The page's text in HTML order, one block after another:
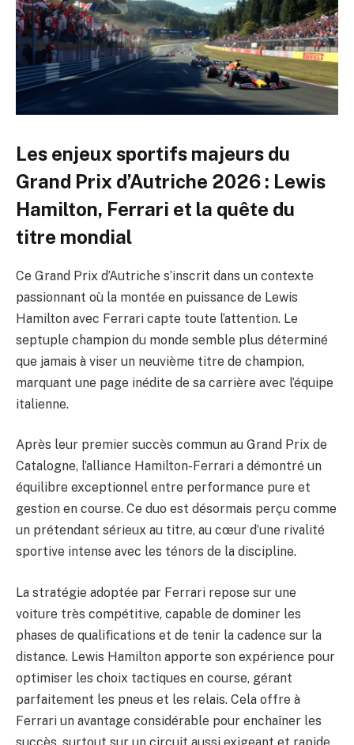
Les enjeux sportifs majeurs du
Grand Prix d’Autriche 2026 : Lewis
Hamilton, Ferrari et la quête du
titre mondial
Ce Grand Prix d’Autriche s’inscrit dans un contexte
passionnant où la montée en puissance de Lewis
Hamilton avec Ferrari capte toute l’attention. Le
septuple champion du monde semble plus déterminé
que jamais à viser un neuvième titre de champion,
marquant une page inédite de sa carrière avec l’équipe
italienne.
Après leur premier succès commun au Grand Prix de
Catalogne, l’alliance Hamilton-Ferrari a démontré un
équilibre exceptionnel entre performance pure et
gestion en course. Ce duo est désormais perçu comme
un prétendant sérieux au titre, au cœur d’une rivalité
sportive intense avec les ténors de la discipline.
La stratégie adoptée par Ferrari repose sur une
voiture très compétitive, capable de dominer les
phases de qualifications et de tenir la cadence sur la
distance. Lewis Hamilton apporte son expérience pour
optimiser les choix tactiques en course, gérant
parfaitement les pneus et les relais. Cela offre à
Ferrari un avantage considérable pour enchaîner les